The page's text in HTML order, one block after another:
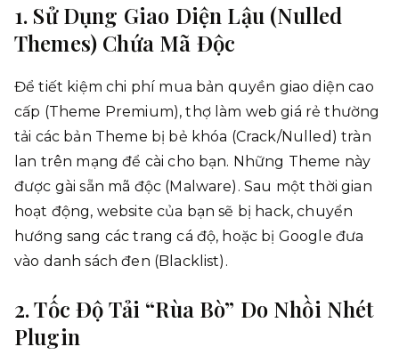
1. Sử Dụng Giao Diện Lậu (Nulled
Themes) Chứa Mã Độc
Để tiết kiệm chi phí mua bản quyền giao diện cao
cấp (Theme Premium), thợ làm web giá rẻ thường
tải các bản Theme bị bẻ khóa (Crack/Nulled) tràn
lan trên mạng để cài cho bạn. Những Theme này
được gài sẵn mã độc (Malware). Sau một thời gian
hoạt động, website của bạn sẽ bị hack, chuyển
hướng sang các trang cá độ, hoặc bị Google đưa
vào danh sách đen (Blacklist).
2. Tốc Độ Tải “Rùa Bò” Do Nhồi Nhét
Plugin